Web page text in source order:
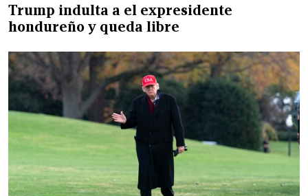
Trump indulta a el expresidente
hondureño y queda libre